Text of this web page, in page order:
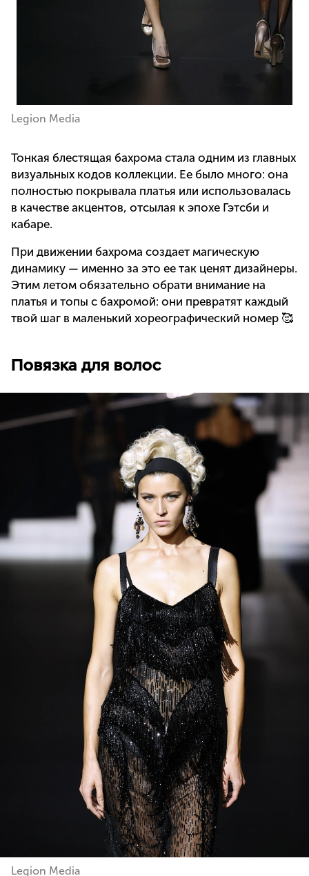
Legion Media
Тонкая блестящая бахрома стала одним из главных
визуальных кодов коллекции. Ее было много: она
полностью покрывала платья или использовалась
в качестве акцентов, отсылая к эпохе Гэтсби и
кабаре.
При движении бахрома создает магическую
динамику — именно за это ее так ценят дизайнеры.
Этим летом обязательно обрати внимание на
платья и топы с бахромой: они превратят каждый
твой шаг в маленький хореографический номер 🥰
Повязка для волос
Legion Media